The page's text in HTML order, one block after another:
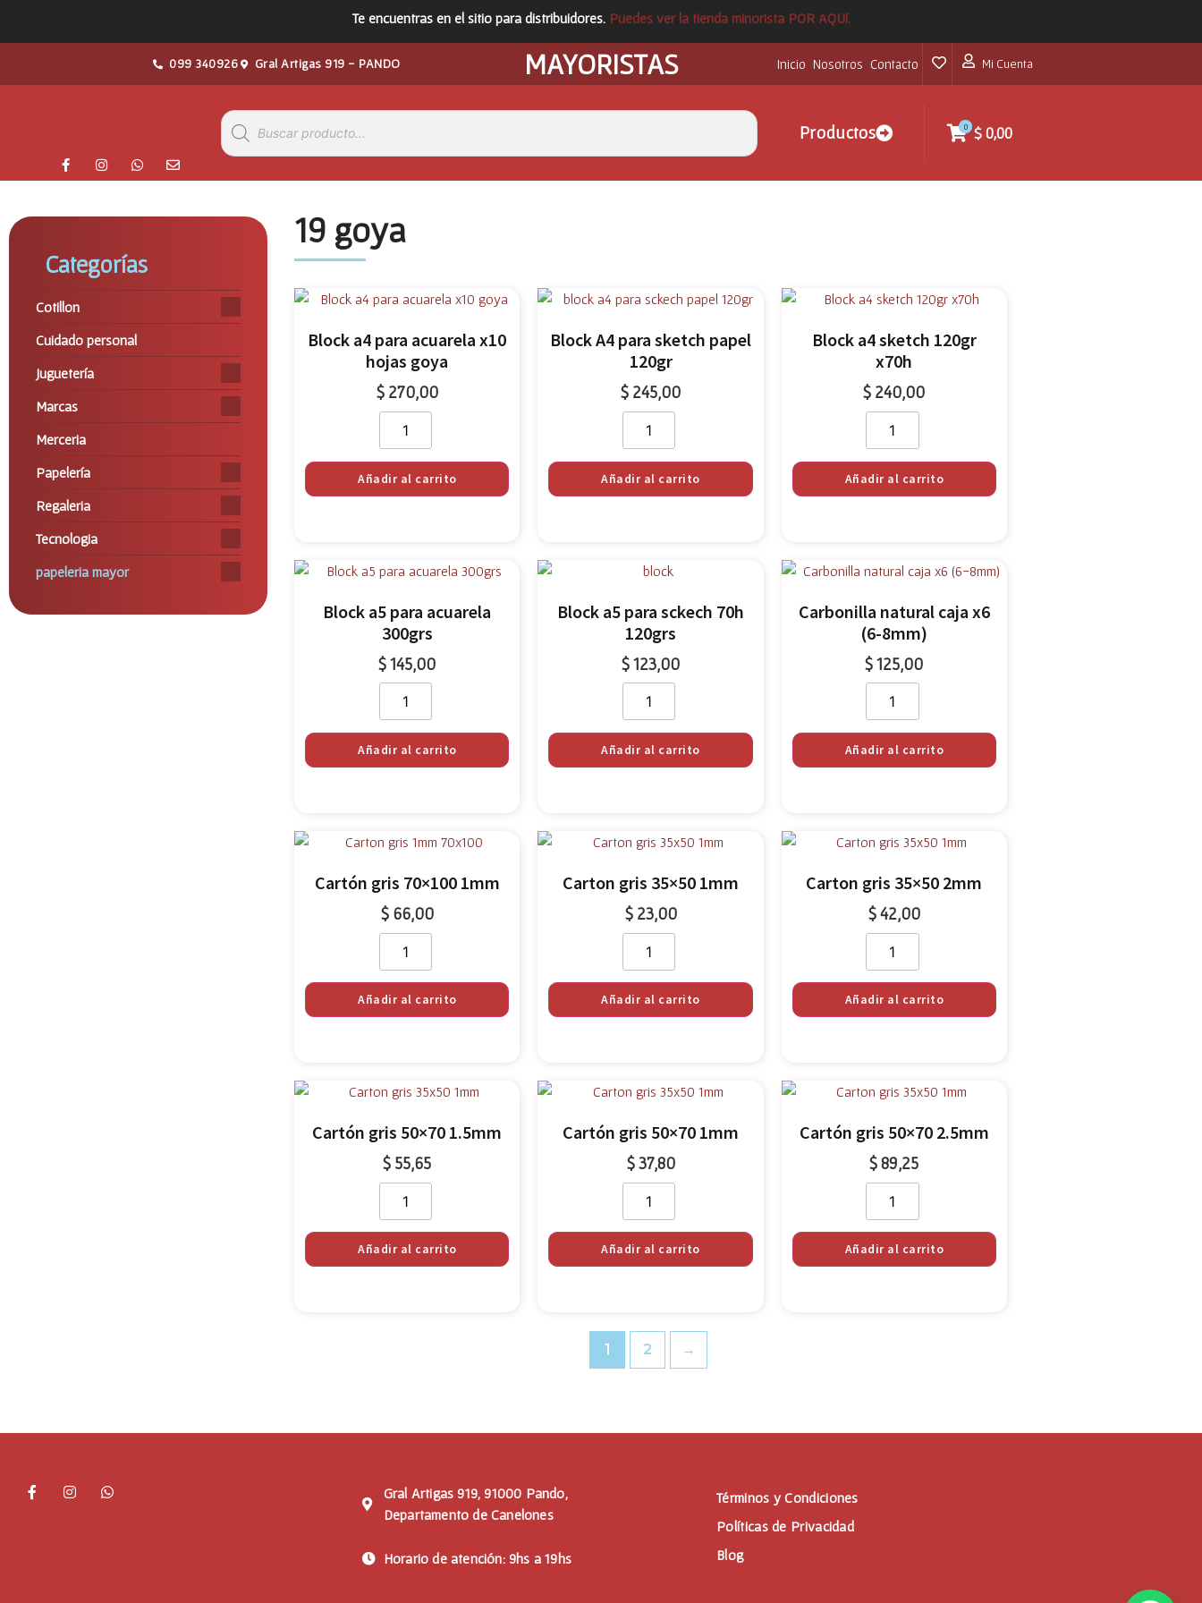
Te encuentras en el sitio para distribuidores. Puedes ver la tienda minorista POR AQUí.
099 340926 Gral Artigas 919 - PANDO MAYORISTAS Inicio Nosotros Contacto Mi Cuenta
Productos $ 0,00
0
Categorías
Cotillon
Cuidado personal
Juguetería
Marcas
Merceria
Papelería
Regaleria
Tecnologia
papeleria mayor
19 goya
Block a4 para acuarela x10
hojas goya
$270,00
Añadir al carrito
Block A4 para sketch papel
120gr
$ 245,00
Añadir al carrito
Block a4 sketch 120gr
x70h
$ 240,00
Añadir al carrito
Block a5 para acuarela
300grs
$145,00
Añadir al carrito
Block a5 para sckech 70h
120grs
$123,00
Añadir al carrito
Carbonilla natural caja x6
(6-8mm)
$125,00
Añadir al carrito
Cartón gris 70×100 1mm
$66,00
Añadir al carrito
Carton gris 35×50 1mm
$23,00
Añadir al carrito
Carton gris 35×50 2mm
$42,00
Añadir al carrito
Cartón gris 50×70 1.5mm
$ 55,65
Añadir al carrito
Cartón gris 50×70 1mm
$37,80
Añadir al carrito
Cartón gris 50×70 2.5mm
$89,25
Añadir al carrito
1 2 →
Gral Artigas 919, 91000 Pando,
Departamento de Canelones
Horario de atención: 9hs a 19hs
Términos y Condiciones
Políticas de Privacidad
Blog